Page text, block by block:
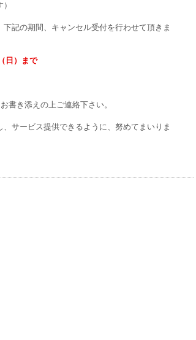
記の期間、キャンセル受付を行わせて頂きま
日）まで
書き添えの上ご連絡下さい。
サービス提供できるように、努めてまいりま